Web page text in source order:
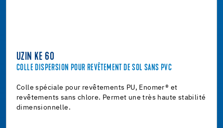
UZIN KE 60
COLLE DISPERSION POUR REVÊTEMENT DE SOL SANS PVC
Colle spéciale pour revêtements PU, Enomer® et
revêtements sans chlore. Permet une très haute stabilité
dimensionnelle.